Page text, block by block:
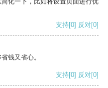
支持[0] 反对[0]
钱又省心。
支持[0] 反对[0]